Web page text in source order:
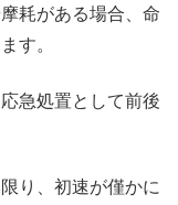
耗がある場合、命
す。
急処置として前後
り、初速が僅かに